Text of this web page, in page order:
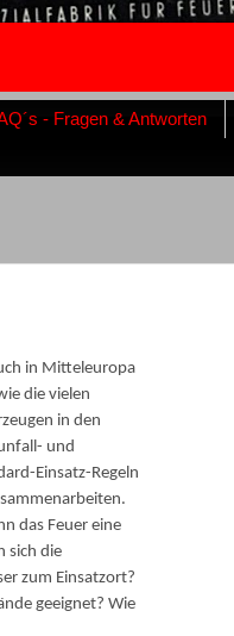
- Fragen & Antworten
in Mitteleuropa
die vielen
in den
und
Einsatz-Regeln
das Feuer eine
sich die
zum Einsatzort?
geeignet? Wie